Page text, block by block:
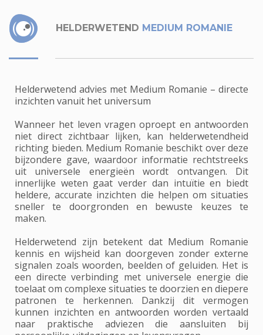
HELDERWETEND MEDIUM ROMANIE
Helderwetend advies met Medium Romanie – directe
inzichten vanuit het universum
Wanneer het leven vragen oproept en antwoorden
niet direct zichtbaar lijken, kan helderwetendheid
richting bieden. Medium Romanie beschikt over deze
bijzondere gave, waardoor informatie rechtstreeks
uit universele energieën wordt ontvangen. Dit
innerlijke weten gaat verder dan intuïtie en biedt
heldere, accurate inzichten die helpen om situaties
sneller te doorgronden en bewuste keuzes te
maken.
Helderwetend zijn betekent dat Medium Romanie
kennis en wijsheid kan doorgeven zonder externe
signalen zoals woorden, beelden of geluiden. Het is
een directe verbinding met universele energie die
toelaat om complexe situaties te doorzien en diepere
patronen te herkennen. Dankzij dit vermogen
kunnen inzichten en antwoorden worden vertaald
naar praktische adviezen die aansluiten bij